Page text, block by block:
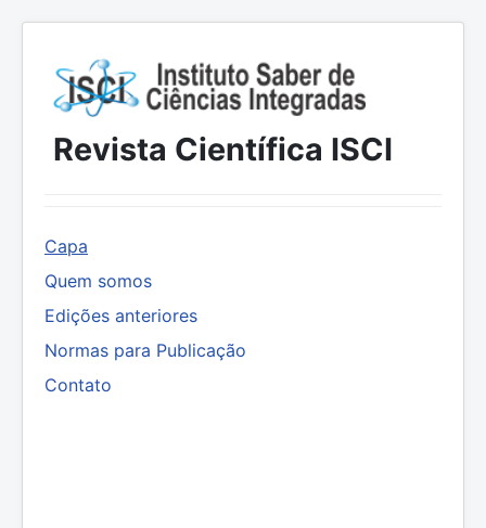
Revista Científica ISCI
Capa
Quem somos
Edições anteriores
Normas para Publicação
Contato